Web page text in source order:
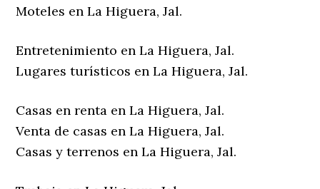
Moteles en La Higuera, Jal.
Entretenimiento en La Higuera, Jal.
Lugares turísticos en La Higuera, Jal.
Casas en renta en La Higuera, Jal.
Venta de casas en La Higuera, Jal.
Casas y terrenos en La Higuera, Jal.